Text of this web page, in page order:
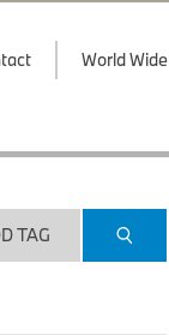
World Wide
TAG